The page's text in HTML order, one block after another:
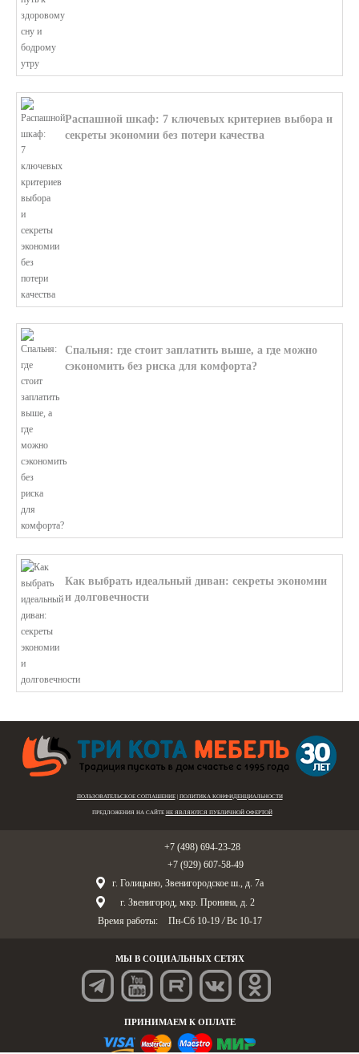
Распашной шкаф: 7 ключевых критериев выбора и
секреты экономии без потери качества
Спальня: где стоит заплатить выше, а где можно
сэкономить без риска для комфорта?
Как выбрать идеальный диван: секреты экономии
и долговечности
ПОЛЬЗОВАТЕЛЬСКОЕ СОГЛАШЕНИЕ| ПОЛИТИКА КОНФИДЕНЦИАЛЬНОСТИ
ПРЕДЛОЖЕНИЯ НА САЙТЕ НЕ ЯВЛЯЮТСЯ ПУБЛИЧНОЙ ОФЕРТОЙ
+7 (498) 694-23-28
+7 (929) 607-58-49
г. Голицыно, Звенигородское ш., д. 7а
г. Звенигород, мкр. Пронина, д. 2
Время работы:
Пн-Сб 10-19 / Вс 10-17
МЫ В СОЦИАЛЬНЫХ СЕТЯХ
ПРИНИМАЕМ К ОПЛАТЕ